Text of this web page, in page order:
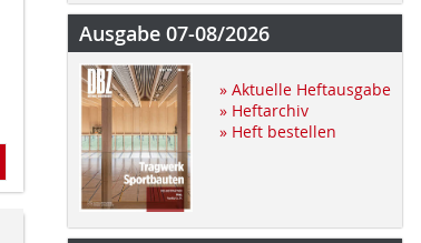
Ausgabe 07-08/2026
» Aktuelle Heftausgabe
» Heftarchiv
» Heft bestellen